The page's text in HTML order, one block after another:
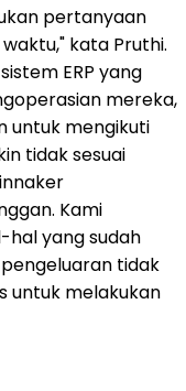
pertanyaan
kata Pruthi.
ERP yang
mereka,
untuk mengikuti
tidak sesuai
Kami
yang sudah
tidak
untuk melakukan